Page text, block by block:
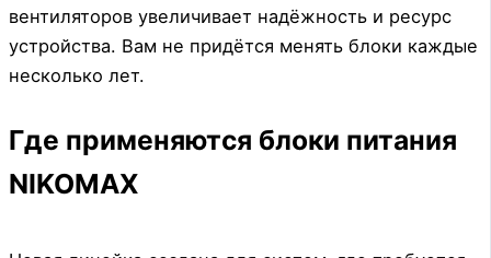
вентиляторов увеличивает надёжность и ресурс
устройства. Вам не придётся менять блоки каждые
несколько лет.
Где применяются блоки питания
NIKOMAX